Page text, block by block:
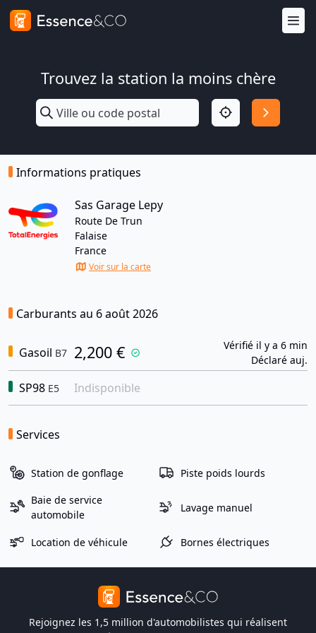
Trouvez la station la moins chère
Informations pratiques
Sas Garage Lepy
Route De Trun
Falaise
France
Voir sur la carte
Carburants au 6 août 2026
Gasoil B7 2,200 €
Vérifié il y a 6 min
Déclaré auj.
SP98 E5 Indisponible
Services
Station de gonflage Piste poids lourds
Baie de service
automobile
Lavage manuel
Location de véhicule Bornes électriques
Rejoignez les 1,5 million d'automobilistes qui réalisent